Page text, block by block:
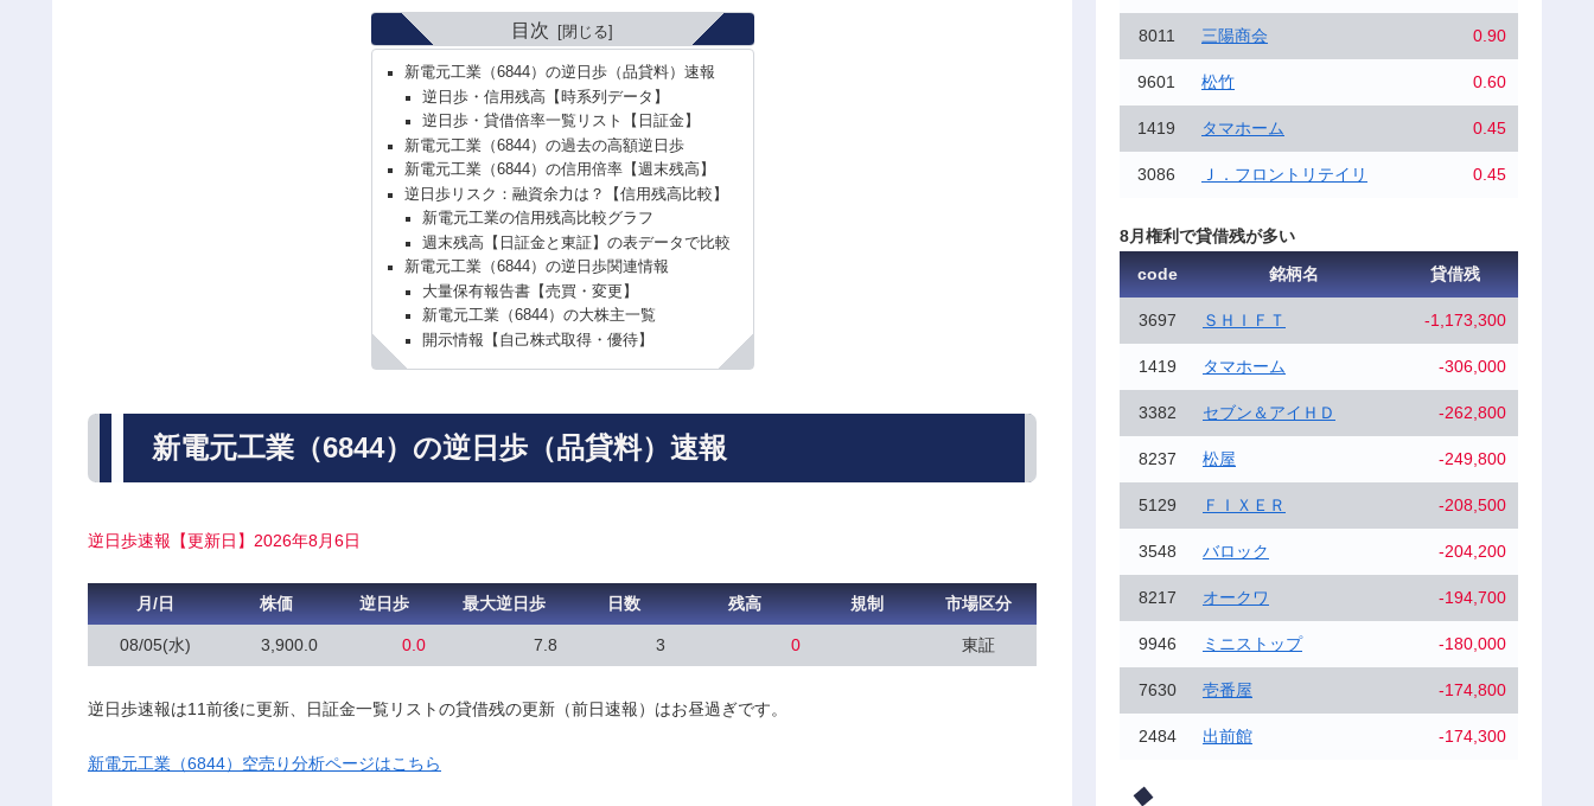
目次
新電元工業（6844）の逆日歩（品貸料）速報
逆日歩・信用残高【時系列データ】
逆日歩・貸借倍率一覧リスト【日証金】
新電元工業（6844）の過去の高額逆日歩
新電元工業（6844）の信用倍率【週末残高】
逆日歩リスク：融資余力は？【信用残高比較】
新電元工業の信用残高比較グラフ
週末残高【日証金と東証】の表データで比較
新電元工業（6844）の逆日歩関連情報
大量保有報告書【売買・変更】
新電元工業（6844）の大株主一覧
開示情報【自己株式取得・優待】
新電元工業（6844）の逆日歩（品貸料）速報
逆日歩速報【更新日】2026年8月6日
月/日 株価 逆日歩 最大逆日歩 日数 残高 規制 市場区分
08/05(水) 3,900.0 0.0 7.8 3 0 東証
逆日歩速報は11前後に更新、日証金一覧リストの貸借残の更新（前日速報）はお昼過ぎです。
新電元工業（6844）空売り分析ページはこちら
8011 三陽商会 0.90
9601 松竹 0.60
1419 タマホーム 0.45
3086 Ｊ．フロントリテイリ 0.45
8月権利で貸借残が多い
code
銘柄名 貸借残
3697 ＳＨＩＦＴ -1,173,300
1419 タマホーム -306,000
3382 セブン＆アイＨＤ -262,800
8237 松屋 -249,800
5129 ＦＩＸＥＲ -208,500
3548 バロック -204,200
8217 オークワ -194,700
9946 ミニストップ -180,000
7630 壱番屋 -174,800
2484 出前館 -174,300